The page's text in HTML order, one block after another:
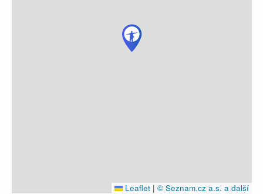
Leaflet | © Seznam.cz a.s. a další